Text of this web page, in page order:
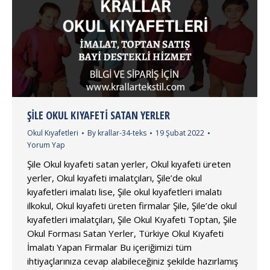
ŞILE OKUL KIYAFETI SATAN YERLER
Okul Kıyafetleri By krallar-34-teks
19 Şubat 2022
Yorum Yap
Şile Okul kıyafeti satan yerler, Okul kıyafeti üreten
yerler, Okul kıyafeti imalatçıları, Şile’de okul
kıyafetleri imalatı lise, Şile okul kıyafetleri imalatı
ilkokul, Okul kıyafeti üreten firmalar Şile, Şile’de okul
kıyafetleri imalatçıları, Şile Okul Kıyafeti Toptan, Şile
Okul Forması Satan Yerler, Türkiye Okul Kıyafeti
İmalatı Yapan Firmalar Bu içeriğimizi tüm
ihtiyaçlarınıza cevap alabileceğiniz şekilde hazırlamış